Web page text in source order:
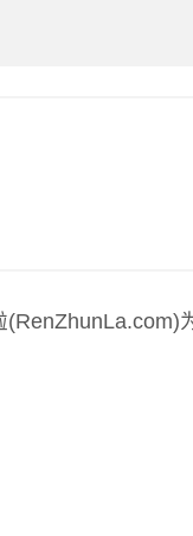
(RenZhunLa.com)